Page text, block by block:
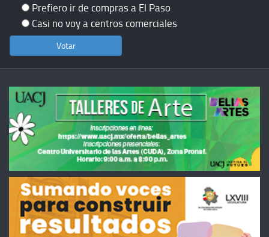
Prefiero ir de compras a El Paso
Casi no voy a centros comerciales